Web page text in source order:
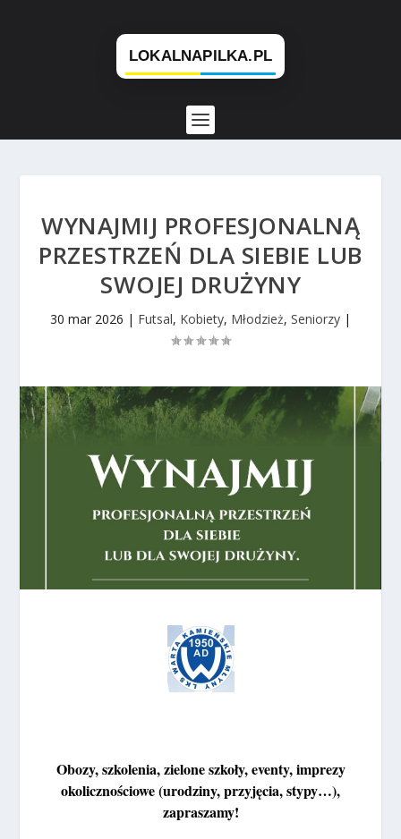
WYNAJMIJ PROFESJONALNĄ
PRZESTRZEŃ DLA SIEBIE LUB
SWOJEJ DRUŻYNY
30 mar 2026 | Futsal, Kobiety, Młodzież, Seniorzy |
Obozy, szkolenia, zielone szkoły, eventy, imprezy
okolicznościowe (urodziny, przyjęcia, stypy…),
zapraszamy!